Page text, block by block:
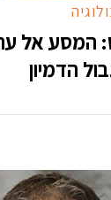
המסע אל
הדמיון